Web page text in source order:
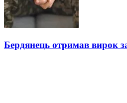
Бердянець отримав вирок